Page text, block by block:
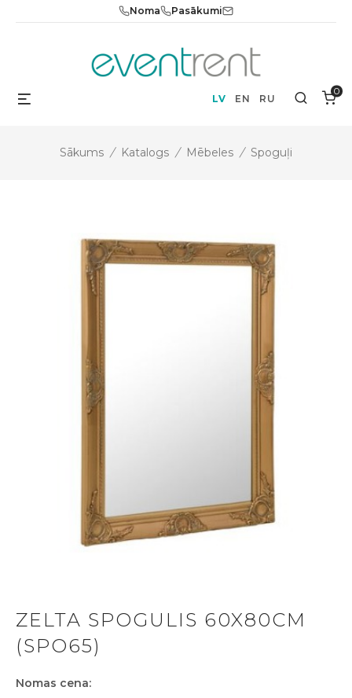
Noma Pasākumi
LV EN RU Search
0
Sākums / Katalogs / Mēbeles / Spoguļi
ZELTA SPOGULIS 60X80CM
(SPO65)
Nomas cena: